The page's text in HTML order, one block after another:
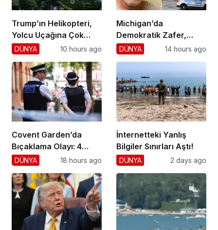
Trump’ın Helikopteri,
Yolcu Uçağına Çok
Yaklaştı!
DÜNYA 10 hours ago
Michigan’da
Demokratik Zafer,
Cumhuriyetçilere
DÜNYA 14 hours ago
Covent Garden’da
Bıçaklama Olayı: 4
Yaralı, 1 Gözaltı
DÜNYA 18 hours ago
İnternetteki Yanlış
Bilgiler Sınırları Aştı!
DÜNYA 2 days ago